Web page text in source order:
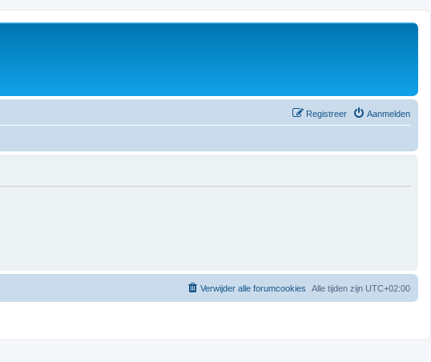
Aanmelden
Registreer
Alle tijden zijn UTC+02:00
Verwijder alle forumcookies